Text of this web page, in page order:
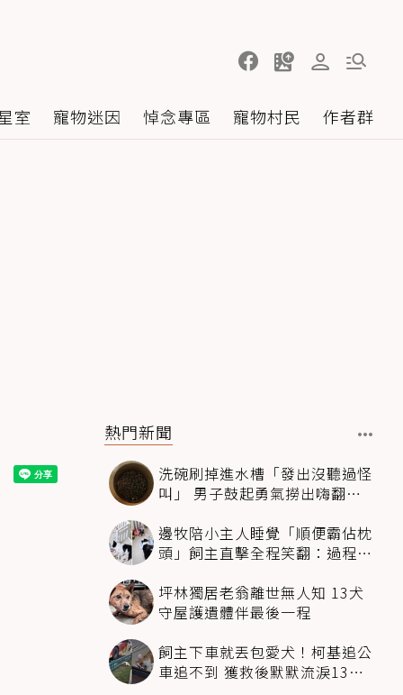
室 寵物迷因 悼念專區 寵物村民 作者群
熱門新聞
洗碗刷掉進水槽「發出沒聽過怪
叫」 男子鼓起勇氣撈出嗨翻：
邊牧陪小主人睡覺「順便霸佔枕
頭」飼主直擊全程笑翻：過程絲
坪林獨居老翁離世無人知 13犬
守屋護遺體伴最後一程
飼主下車就丟包愛犬！柯基追公
車追不到 獲救後默默流淚13萬